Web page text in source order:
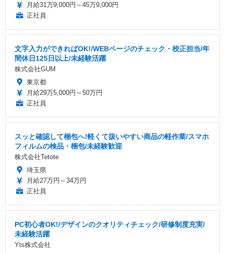
月給31万9,000円～45万9,000円
正社員
文字入力ができればOK!/WEBページのチェック・校正担当/年
間休日125日以上/未経験活躍
株式会社GUM
東京都
月給29万5,000円～50万円
正社員
スッと確認して梱包へ!軽くて扱いやすい商品の軽作業/スマホ
フィルムの検品・梱包/未経験歓迎
株式会社Tetote
埼玉県
月給27万円～34万円
正社員
PC初心者OK!/デザインのクオリティチェック/研修制度充実/
未経験活躍
Yts株式会社